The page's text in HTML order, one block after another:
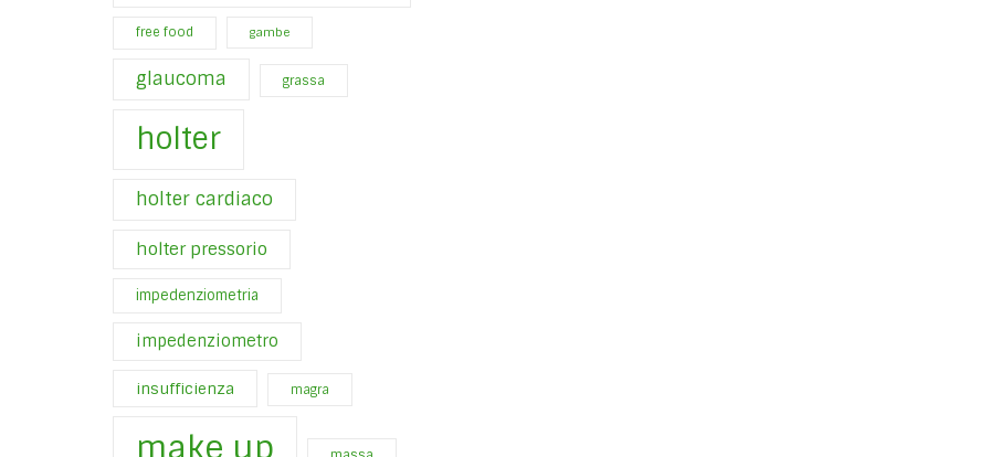
free food gambe
glaucoma grassa
holter
holter cardiaco
holter pressorio
impedenziometria
impedenziometro
insufficienza magra
make up